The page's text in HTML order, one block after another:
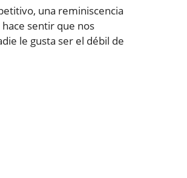
una reminiscencia
sentir que nos
le gusta ser el débil de